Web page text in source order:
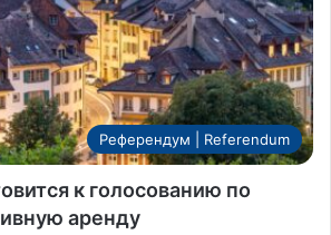
Референдум | Referendum
к голосованию по
аренду